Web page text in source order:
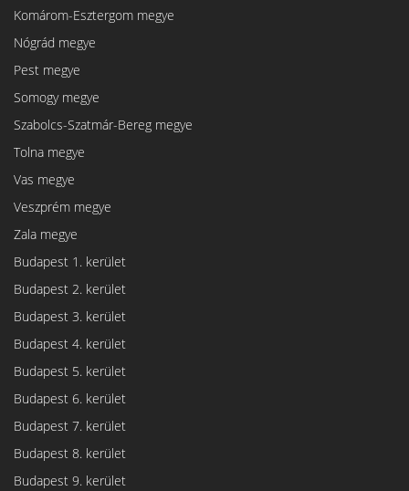
Komárom-Esztergom megye
Nógrád megye
Pest megye
Somogy megye
Szabolcs-Szatmár-Bereg megye
Tolna megye
Vas megye
Veszprém megye
Zala megye
Budapest 1. kerület
Budapest 2. kerület
Budapest 3. kerület
Budapest 4. kerület
Budapest 5. kerület
Budapest 6. kerület
Budapest 7. kerület
Budapest 8. kerület
Budapest 9. kerület